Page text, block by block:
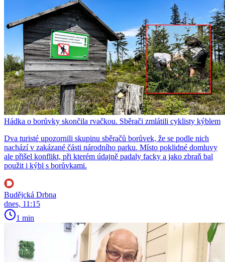
Hádka o borůvky skončila rvačkou. Sběrači zmlátili cyklisty kýblem
Dva turisté upozornili skupinu sběračů borůvek, že se podle nich
nachází v zakázané části národního parku. Místo poklidné domluvy
ale přišel konflikt, při kterém údajně padaly facky a jako zbraň bal
použit i kýbl s borůvkami.
Budějcká Drbna
dnes, 11:15
1 min